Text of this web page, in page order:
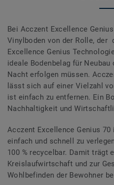
Bei Acczent Excellence
Vinylboden von der Rolle, der
Excellence Genius
ideale Bodenbelag für Neubau
Nacht erfolgen müssen.
lässt sich auf einer Vielzahl
ist einfach zu entfernen. Ein
Nachhaltigkeit und
Acczent Excellence Genius
einfach und schnell zu
100 % recycelbar. Damit trägt
Kreislaufwirtschaft und zur
Wohlbefinden der Bewohner